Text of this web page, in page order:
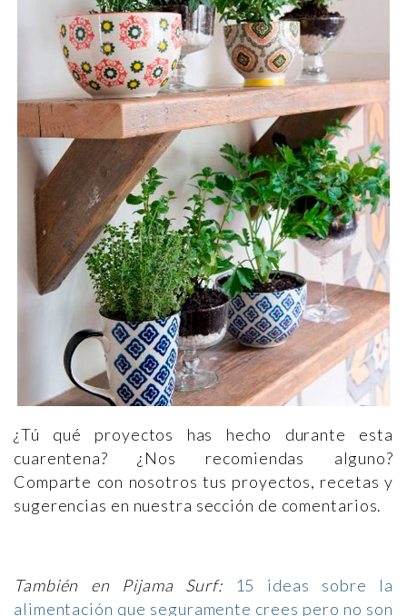
¿Tú qué proyectos has hecho durante esta
cuarentena? ¿Nos recomiendas alguno?
Comparte con nosotros tus proyectos, recetas y
sugerencias en nuestra sección de comentarios.
También en Pijama Surf:
15 ideas sobre la
alimentación que seguramente crees pero no son